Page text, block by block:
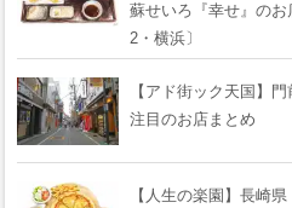
蘇せいろ『幸せ』の
2・横浜〕
【アド街ック天国】
注目のお店まとめ
【人生の楽園】長崎